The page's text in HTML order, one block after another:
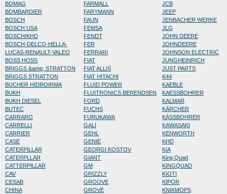
BOMAG
BOMBARDIER
BOSCH
BOSCH USA
BOSCH/KHD
BOSCH-DELCO-HELLA-
LUCAS-RENAULT-VALEO
BOSS HOSS
BRIGGS &amp; STRATTON
BRIGGS STRATTON
BUCHER HIDROIRMA
BUKH
BUKH DIESEL
BUTEC
CARRARO
CARRELLI
CARRIER
CASE
CATERPILLAR
CATERPLLAR
CATTERPILLAR
CAV
CESAB
CHINA
FARMALL
FARYMANN
FAUN
FEMSA
FENDT
FER
FERRARI
FIAT
FIAT ALLIS
FIAT HITACHI
FLUID POWER
FLUITRONICS BERENDSEN
FORD
FUCHS
FURUKAWA
GALI
GEHL
GENIE
GEORGI KOSTOV
GIANT
GM
GRIZZLY
GROOVE
GROVE
JCB
JEEP
JENBACHER WERKE
JLG
JOHN DEERE
JOHNDEERE
JOHNSON ELECTRIC
JUNGHEINRICH
JUST PARTS
K44
KAEBLE
KAESSBOHRER
KALMAR
KÄRCHER
KÄSSBOHRER
KAWASAKI
KENWORTH
KHD
KIA
King Quad
KINGQUAD
KIOTI
KIPOR
KNIKMOPS